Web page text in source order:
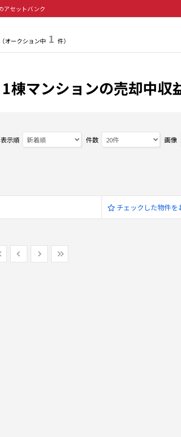
アセットバンク
（オークション中 1 件）
1棟マンションの売却中収
表示順 件数 画像
チェックした物件を